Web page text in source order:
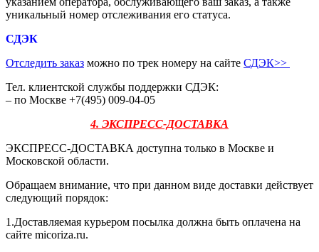
уникальный номер отслеживания его статуса.
СДЭК
Отследить заказ можно по трек номеру на сайте СДЭК>>
Тел. клиентской службы поддержки СДЭК:
– по Москве +7(495) 009-04-05
4. ЭКСПРЕСС-ДОСТАВКА
ЭКСПРЕСС-ДОСТАВКА доступна только в Москве и
Московской области.
Обращаем внимание, что при данном виде доставки действует
следующий порядок:
1.Доставляемая курьером посылка должна быть оплачена на
сайте micoriza.ru.